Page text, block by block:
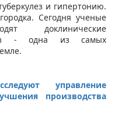
и гипертонию.
Сегодня ученые
доклинические
- одна из самых
управление
производства